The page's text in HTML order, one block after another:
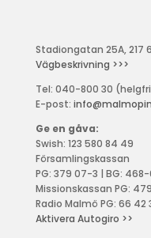
Stadiongatan 25A, 217
Vägbeskrivning >>>
Tel: 040-800 30
E-post:
Ge en gåva:
Swish: 123 580 84 49
Församlingskassan
PG: 379 07-3 | BG:
Missionskassan PG:
Radio Malmö PG: 66 42
Aktivera Autogiro >>